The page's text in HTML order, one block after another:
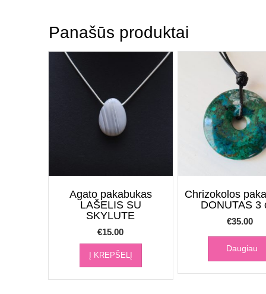
Panašūs produktai
Agato pakabukas
LAŠELIS SU
SKYLUTE
€15.00
Į KREPŠELĮ
Chrizokolos
DONUTAS 3
€35.00
Daugiau